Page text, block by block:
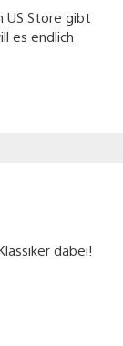
US Store gibt
es endlich
dabei!